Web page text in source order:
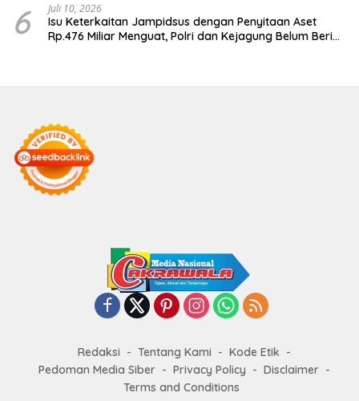
6 Juli 10, 2026
Isu Keterkaitan Jampidsus dengan Penyitaan Aset
Rp.476 Miliar Menguat, Polri dan Kejagung Belum Beri
Redaksi Tentang Kami
Kode Etik
Pedoman Media Siber
Privacy Policy
Disclaimer
Terms and Conditions